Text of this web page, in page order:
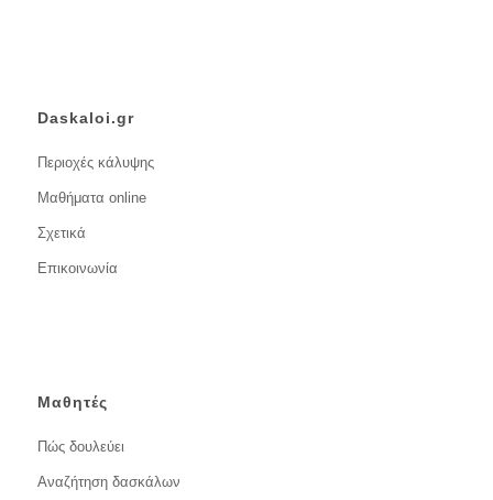
Daskaloi.gr
Περιοχές κάλυψης
Μαθήματα online
Σχετικά
Επικοινωνία
Μαθητές
Πώς δουλεύει
Αναζήτηση δασκάλων